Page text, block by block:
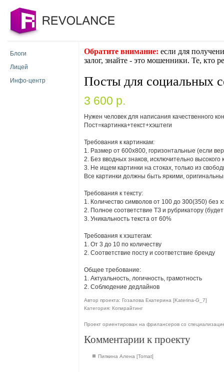
Блоги
Лицей
Инфо-центр
Обратите внимание: если для
залог, знайте - это мошенники. Те, кто
Посты для социальных
3 600 p.
Нужен человек для написания качественного
Пост=картинка+текст+хэштеги
Требования к картинкам:
1. Размер от 600х800, горизонтальные (если
2. Без вводных знаков, исключительно высокого
3. Не ищем картинки на стоках, только из
Все картинки должны быть яркими,
Требования к тексту:
1. Количество символов от 100 до 300(350) без
2. Полное соответствие ТЗ и рубрикатору
3. Уникальность текста от 60%
Требования к хэштегам:
1. От 3 до 10 по количеству
2. Соответствие посту и соответствие бренду
Общее требование:
1. Актуальность, логичность, грамотность
2. Соблюдение дедлайнов
Автор проекта: Гозалова Екатерина [Katerina-G_7]
Категория: Копирайтинг
Проект ориентирован на фрилансеров со
Комментарии к проекту
Пипкина Алена [Tomat]